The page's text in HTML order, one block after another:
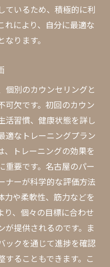
ているため、積極的に利
れにより、自分に最適な
ります。
個別のカウンセリングと
可欠です。初回のカウン
活習慣、健康状態を詳し
適なトレーニングプラン
、トレーニングの効果を
重要です。名古屋のパー
ナーが科学的な評価方法
力や柔軟性、筋力などを
り、個々の目標に合わせ
が提供されるのです。ま
ックを通じて進捗を確認
することもできます。こ